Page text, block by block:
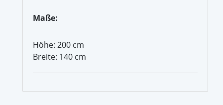
Maße:
Höhe: 200 cm
Breite: 140 cm